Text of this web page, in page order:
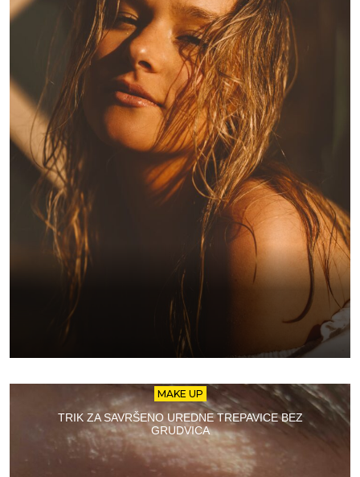
MAKE UP
TRIK ZA SAVRŠENO UREDNE TREPAVICE BEZ
GRUDVICA